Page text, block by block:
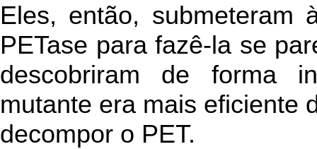
Eles, então, submeteram
PETase para fazê-la se
descobriram de forma
mutante era mais eficiente
decompor o PET.